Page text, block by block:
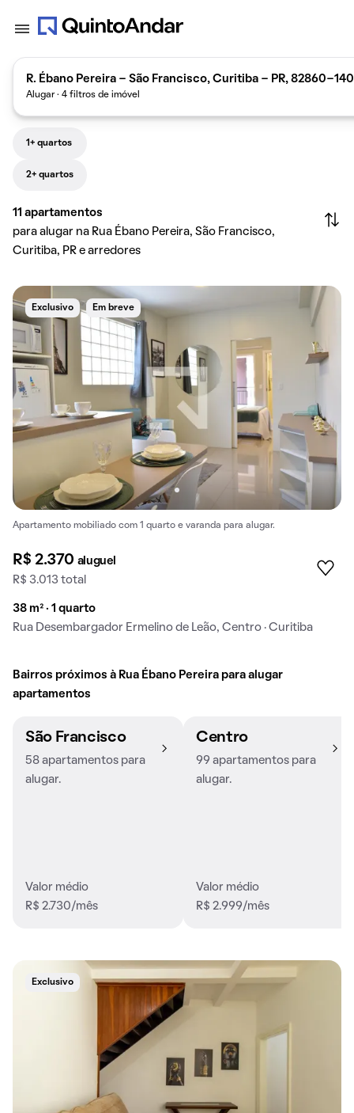
R. Ébano Pereira - São Francisco, Curitiba - PR, 82860-
Alugar · 4 filtros de imóvel
1+ quartos
2+ quartos
11 apartamentos
para alugar na Rua Ébano Pereira, São Francisco,
Curitiba, PR e arredores
Exclusivo Em breve
Apartamento mobiliado com 1 quarto e varanda para alugar.
R$ 2.370 aluguel
R$ 3.013 total
38 m² · 1 quarto
Rua Desembargador Ermelino de Leão, Centro · Curitiba
Bairros próximos à Rua Ébano Pereira para alugar
apartamentos
São Francisco
58 apartamentos para
alugar.
Valor médio
R$ 2.730/mês
Centro
99 apartamentos para
alugar.
Valor médio
R$ 2.999/mês
Exclusivo